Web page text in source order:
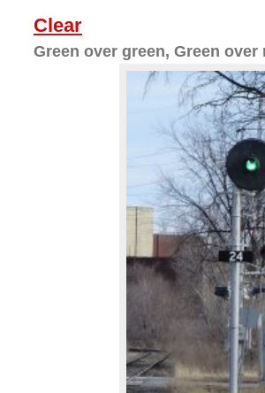
Clear
Green over green, Green over